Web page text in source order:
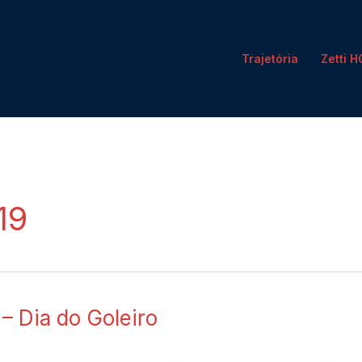
Trajetória Zetti
Dia do Goleiro